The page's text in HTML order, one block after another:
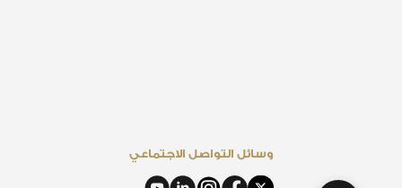
وسائل التواصل الاجتماعي